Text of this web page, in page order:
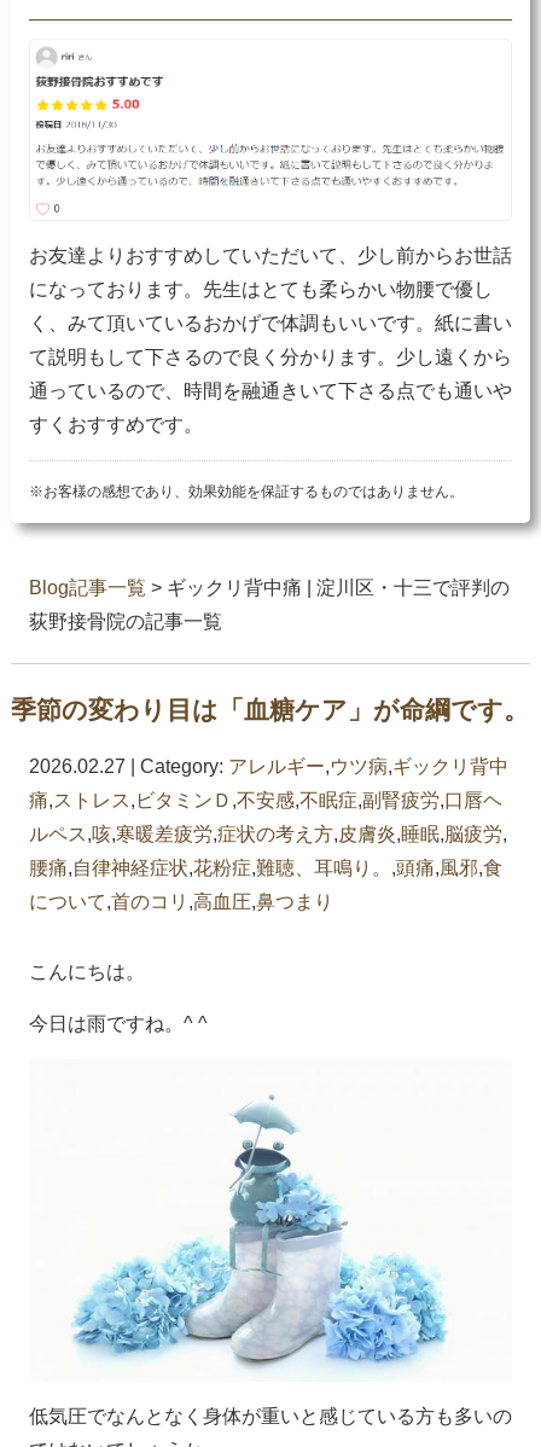
お友達よりおすすめしていただいて、少し前からお世話
になっております。先生はとても柔らかい物腰で優し
く、みて頂いているおかげで体調もいいです。紙に書い
て説明もして下さるので良く分かります。少し遠くから
通っているので、時間を融通きいて下さる点でも通いや
すくおすすめです。
※お客様の感想であり、効果効能を保証するものではありません。
Blog記事一覧 > ギックリ背中痛 | 淀川区・十三で評判の
荻野接骨院の記事一覧
季節の変わり目は「血糖ケア」が命綱です。
2026.02.27 | Category: アレルギー,ウツ病,ギックリ背中
痛,ストレス, ビタミンＤ ,不安感,不眠症,副腎疲労,口唇ヘ
ルペス,咳,寒暖差疲労,症状の考え方,皮膚炎,睡眠, 脳疲労,
腰痛,自律神経症状,花粉症,難聴、耳鳴り。 ,頭痛,風邪,食
について,首のコリ ,高血圧,鼻つまり
こんにちは。
今日は雨ですね。^ ^
低気圧でなんとなく身体が重いと感じている方も多いの